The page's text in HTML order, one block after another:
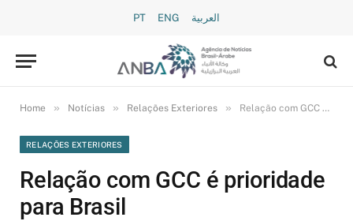
PT ENG العربية
Home » Notícias » Relações Exteriores » Relação com GCC é prioridade para Brasil
RELAÇÕES EXTERIORES
Relação com GCC é prioridade
para Brasil